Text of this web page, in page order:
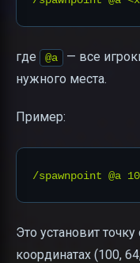
где @a — все
нужного места.
Пример:
Это установит
координатах (100,